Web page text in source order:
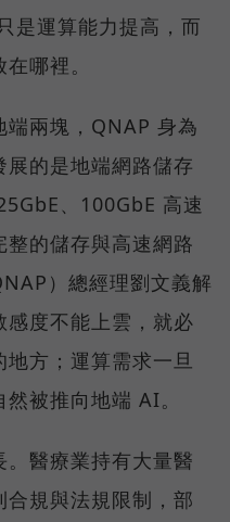
是運算能力提高，而
哪裡。
兩塊，QNAP 身為
的是地端網路儲存
、100GbE 高速
的儲存與高速網路
）總經理劉文義解
度不能上雲，就必
方；運算需求一旦
被推向地端 AI。
醫療業持有大量醫
規與法規限制，部